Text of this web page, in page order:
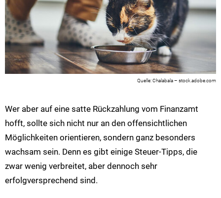
Chalabala – stock.adobe.com
Wer aber auf eine satte Rückzahlung vom Finanzamt
hofft, sollte sich nicht nur an den offensichtlichen
Möglichkeiten orientieren, sondern ganz besonders
wachsam sein. Denn es gibt einige Steuer-Tipps, die
zwar wenig verbreitet, aber dennoch sehr
erfolgversprechend sind.